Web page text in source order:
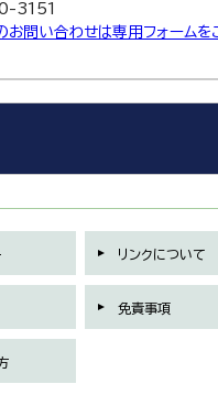
3151
お問い合わせは専用フォームを
リンクについて
免責事項